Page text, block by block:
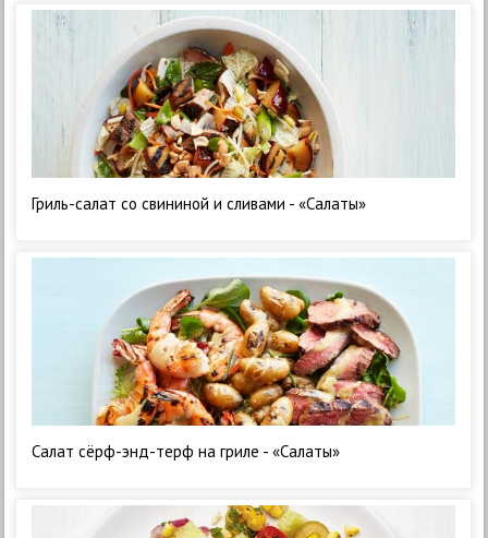
Гриль-салат со свининой и сливами - «Салаты»
Салат сёрф-энд-терф на гриле - «Салаты»